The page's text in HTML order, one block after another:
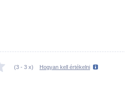
(3 - 3 x) Hogyan kell értékelni